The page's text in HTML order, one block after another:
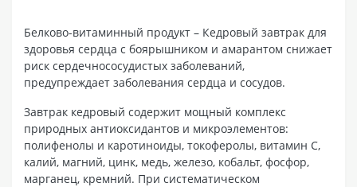
Белково-витаминный продукт – Кедровый завтрак для
здоровья сердца с боярышником и амарантом снижает
риск сердечнососудистых заболеваний,
предупреждает заболевания сердца и сосудов.
Завтрак кедровый содержит мощный комплекс
природных антиоксидантов и микроэлементов:
полифенолы и каротиноиды, токоферолы, витамин С,
калий, магний, цинк, медь, железо, кобальт, фосфор,
марганец, кремний. При систематическом